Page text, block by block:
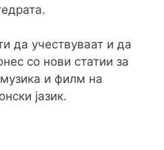
да учествуваат и да
со нови статии за
и филм на
јазик.